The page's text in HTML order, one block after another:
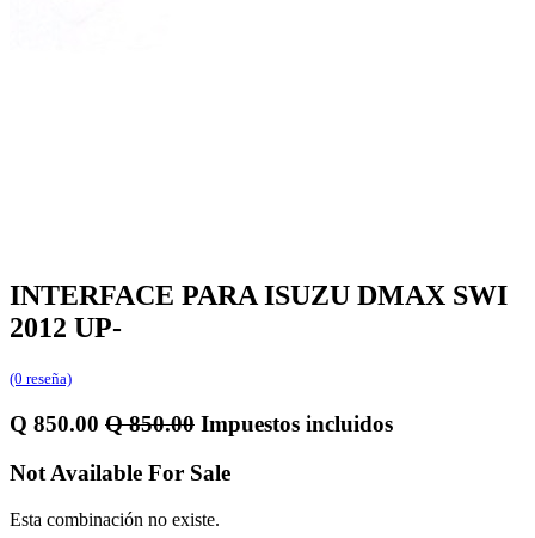
INTERFACE PARA ISUZU DMAX SWI
2012 UP-
(0 reseña)
Q 850.00 Q850.00 Impuestos incluidos
Not Available For Sale
Esta combinación no existe.